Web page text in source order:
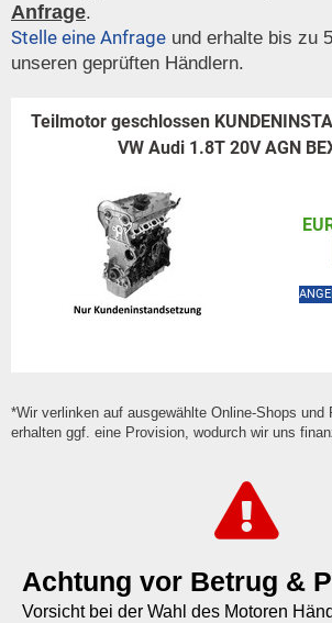
Anfrage.
Stelle eine Anfrage und erhalte bis zu
unseren geprüften Händlern.
Teilmotor geschlossen
VW Audi 1.8T 20V AGN
*Wir verlinken auf ausgewählte Online-Shops und
erhalten ggf. eine Provision, wodurch wir uns
Achtung vor Betrug &
Vorsicht bei der Wahl des Motoren